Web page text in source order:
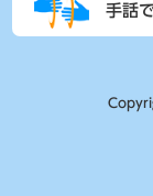
手話